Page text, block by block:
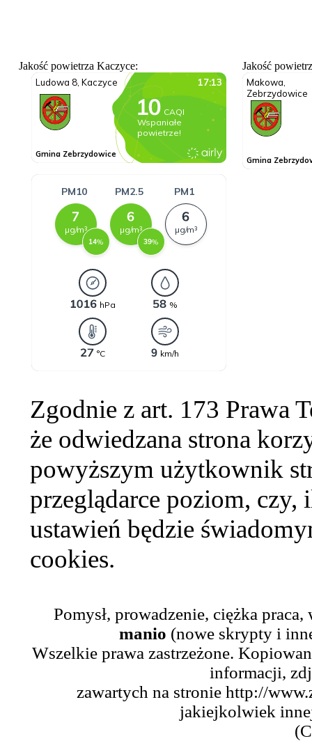
Jakość powietrza Kaczyce: Jakość
Zgodnie z art. 173 Prawa
że odwiedzana strona
powyższym użytkownik
przeglądarce poziom,
ustawień będzie
cookies.
Pomysł, prowadzenie, ciężka
manio (nowe skrypty i
Wszelkie prawa zastrzeżone.
informacji,
zawartych na stronie http://
jakiejkolwiek